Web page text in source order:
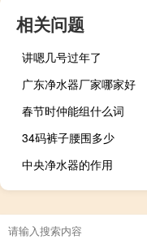
相关问题
讲嗯几号过年了
广东净水器厂家哪家好
春节时仲能组什么词
34码裤子腰围多少
中央净水器的作用